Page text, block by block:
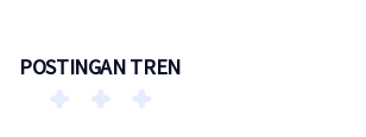
POSTINGAN TREN